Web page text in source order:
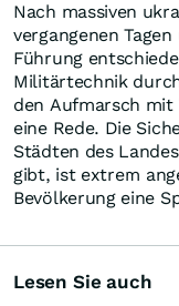
Nach massiven
vergangenen
Führung
Militärtechnik
den Aufmarsch mit
eine Rede. Die
Städten des
gibt, ist extrem
Bevölkerung eine
Lesen Sie auch